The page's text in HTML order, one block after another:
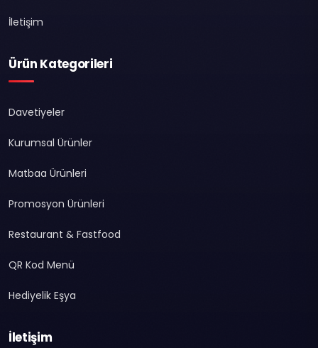
İletişim
Ürün Kategorileri
Davetiyeler
Kurumsal Ürünler
Matbaa Ürünleri
Promosyon Ürünleri
Restaurant & Fastfood
QR Kod Menü
Hediyelik Eşya
İletişim